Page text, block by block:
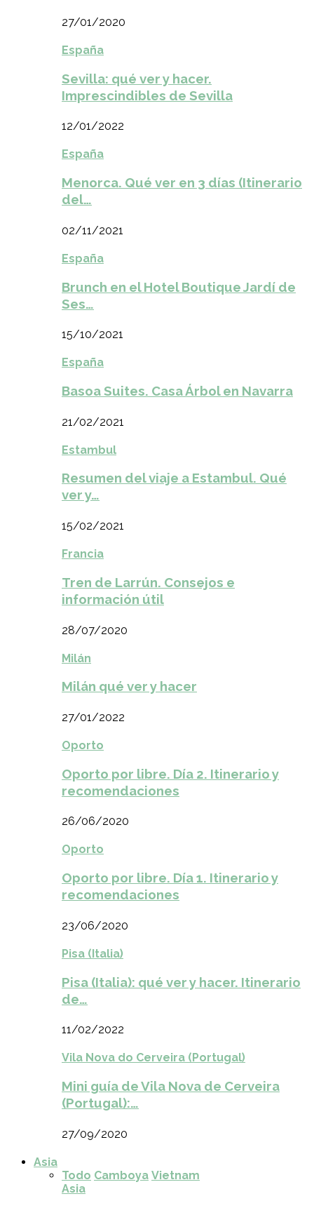
27/01/2020
España
Sevilla: qué ver y hacer.
Imprescindibles de Sevilla
12/01/2022
España
Menorca. Qué ver en 3 días (Itinerario
del…
02/11/2021
España
Brunch en el Hotel Boutique Jardí de
Ses…
15/10/2021
España
Basoa Suites. Casa Árbol en Navarra
21/02/2021
Estambul
Resumen del viaje a Estambul. Qué
ver y…
15/02/2021
Francia
Tren de Larrún. Consejos e
información útil
28/07/2020
Milán
Milán qué ver y hacer
27/01/2022
Oporto
Oporto por libre. Día 2. Itinerario y
recomendaciones
26/06/2020
Oporto
Oporto por libre. Día 1. Itinerario y
recomendaciones
23/06/2020
Pisa (Italia)
Pisa (Italia): qué ver y hacer. Itinerario
de…
11/02/2022
Vila Nova do Cerveira (Portugal)
Mini guía de Vila Nova de Cerveira
(Portugal):…
27/09/2020
Asia
Todo Camboya Vietnam
Asia